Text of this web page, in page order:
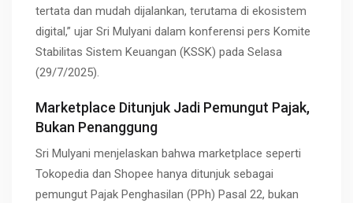
tertata dan mudah dijalankan, terutama di ekosistem
digital,” ujar Sri Mulyani dalam konferensi pers Komite
Stabilitas Sistem Keuangan (KSSK) pada Selasa
(29/7/2025).
Marketplace Ditunjuk Jadi Pemungut Pajak,
Bukan Penanggung
Sri Mulyani menjelaskan bahwa marketplace seperti
Tokopedia dan Shopee hanya ditunjuk sebagai
pemungut Pajak Penghasilan (PPh) Pasal 22, bukan